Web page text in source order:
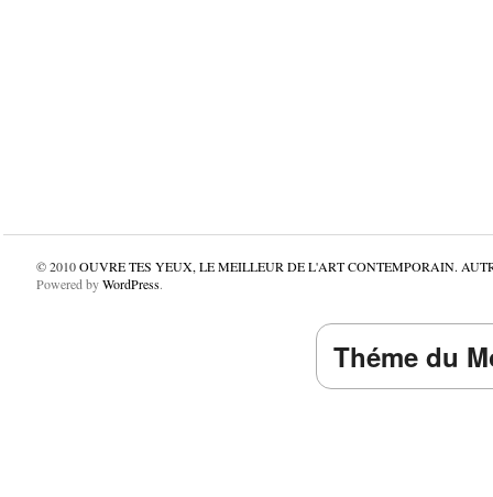
© 2010OUVRE TES YEUX, LE MEILLEUR DE L'ART CONTEMPORAIN.
Powered byWordPress.
Théme du